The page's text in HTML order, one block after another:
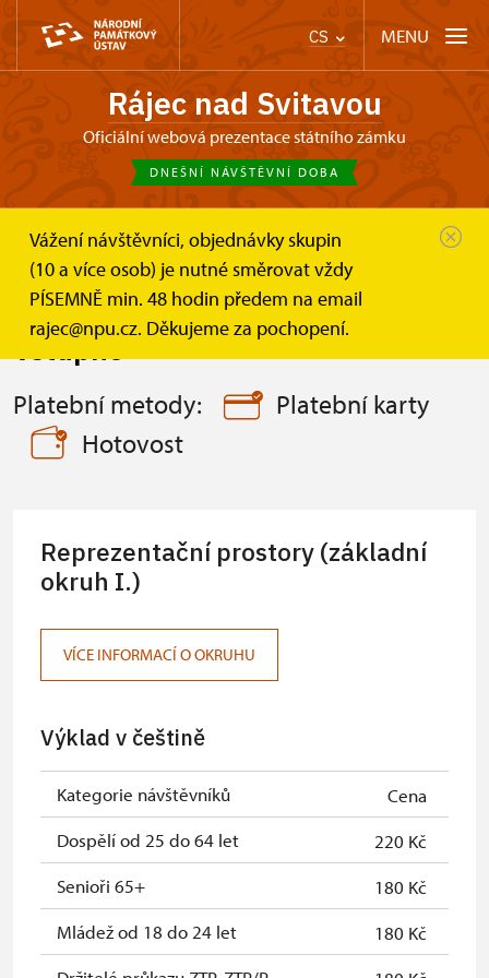
CS MENU
Rájec nad Svitavou
Oficiální webová prezentace státního zámku
DNEŠNÍ NÁVŠTĚVNÍ DOBA
Vážení návštěvníci, objednávky skupin
(10 a více osob) je nutné směrovat vždy
PÍSEMNĚ min. 48 hodin předem na email
rajec@npu.cz. Děkujeme za pochopení.
Zámek Rájec nad Svitavou
Informace pro návštěvníky
Vstupné
Vstupné
Platební metody:
Platební karty
Hotovost
Reprezentační prostory (základní
okruh I.)
VÍCE INFORMACÍ O OKRUHU
Výklad v češtině
Kategorie návštěvníků
Cena
Dospělí od 25 do 64 let
220 Kč
Senioři 65+
180 Kč
Mládež od 18 do 24 let
180 Kč